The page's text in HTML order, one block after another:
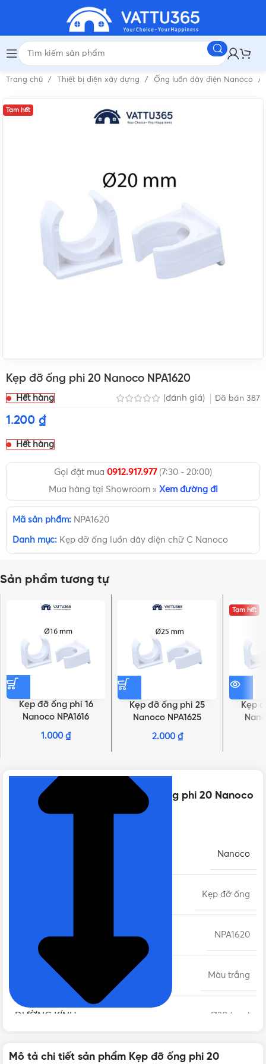
Trang chủ Thiết bị điện xây dựng Ống luồn dây điện Nanoco
Tạm hết
Kẹp đỡ ống phi 20 Nanoco NPA1620
Hết hàng (đánh giá) Đã bán 387
1.200 ₫
Hết hàng
Gọi đặt mua 0912.917.977(7:30 - 20:00)
Mua hàng tại Showroom » Xem đường đi
Mã sản phẩm: NPA1620
Danh mục: Kẹp đỡ ống luồn dây điện chữ C Nanoco
Sản phẩm tương tự
Kẹp đỡ ống phi 16
Nanoco NPA1616
1.000₫
Kẹp đỡ ống phi 25
Nanoco NPA1625
2.000 ₫
Tạm hết
Kẹp
Thông số kỹ thuật của Kẹp đỡ ống phi 20 Nanoco
NPA1620
Nanoco
Kẹp đỡ ống
MÃ SẢN PHẨM NPA1620
MÀU SẮC Màu trắng
ĐƯỜNG KÍNH Ø20 (mm)
CHẤT LIỆU Nhựa PVC
NHẤN ĐỂ XEM TIẾP (THU GỌN)
Mô tả chi tiết sản phẩm Kẹp đỡ ống phi 20